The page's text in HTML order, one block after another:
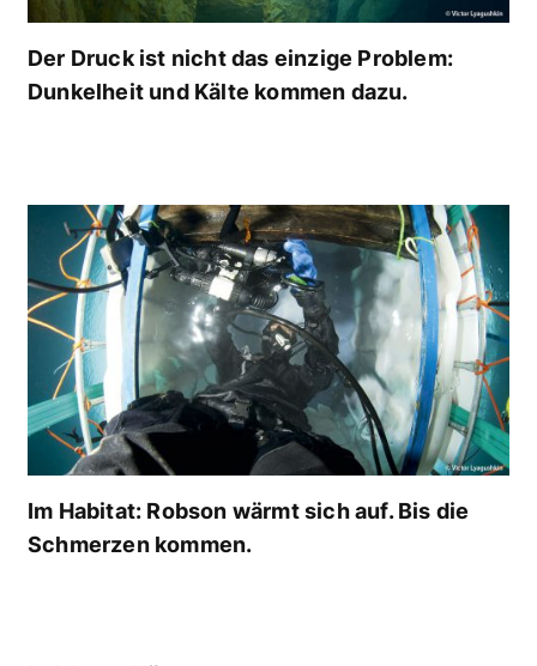
Der Druck ist nicht das einzige Problem:
Dunkelheit und Kälte kommen dazu.
Im Habitat: Robson wärmt sich auf. Bis die
Schmerzen kommen.